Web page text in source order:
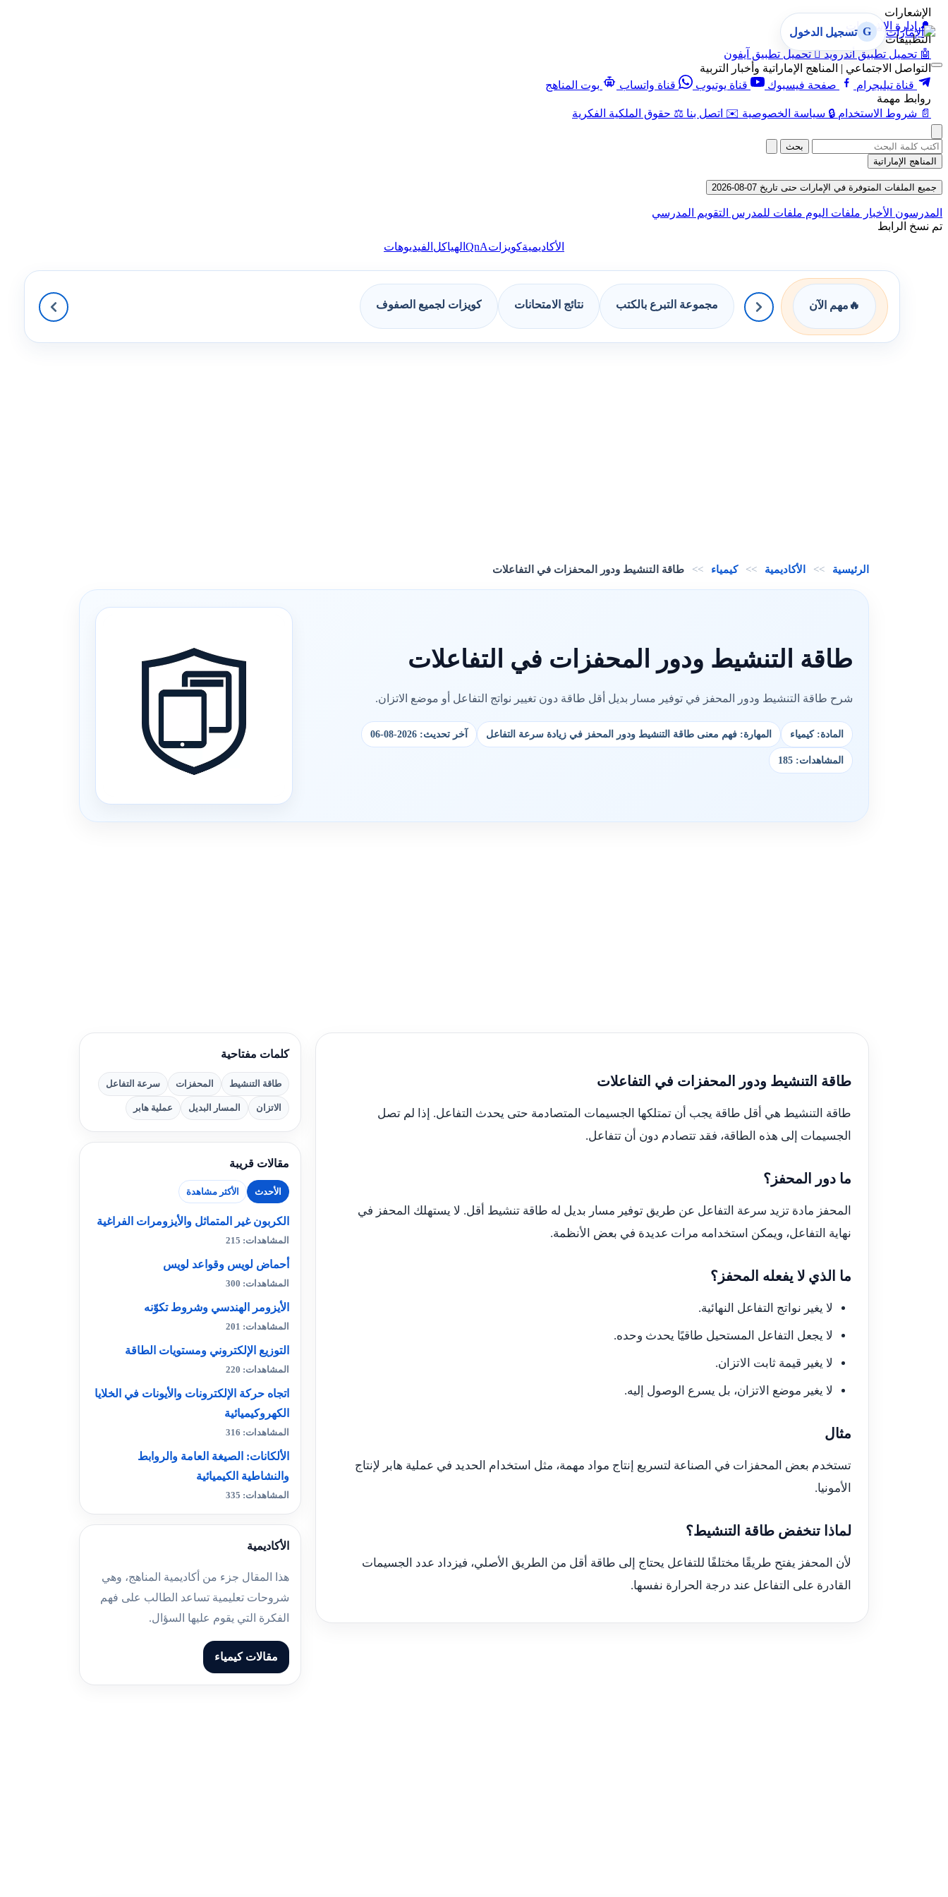
الإشعارات
🔔 إدارة الإشعارات
التطبيقات
🤖 تحميل تطبيق أندرويد  تحميل تطبيق آيفون
التواصل الاجتماعي | المناهج الإماراتية وأخبار التربية
قناة تيليجرام
صفحة فيسبوك قناة يوتيوب قناة واتساب
بوت المناهج
روابط مهمة
📄 شروط الاستخدام 🔒 سياسة الخصوصية ✉️ اتصل بنا ⚖️ حقوق الملكية الفكرية
G تسجيل الدخول
بحث
المناهج الإماراتية
جميع الملفات المتوفرة في الإمارات حتى تاريخ 07-08-2026
المدرسون الأخبار ملفات اليوم ملفات للمدرس التقويم المدرسي
تم نسخ الرابط
الأكاديميةكويزاتQnA الهياكل الفيديوهات
🔥 مهم الآن مجموعة التبرع بالكتب نتائج الامتحانات كويزات لجميع الصفوف
الرئيسية >> الأكاديمية >> كيمياء >> طاقة التنشيط ودور المحفزات في التفاعلات
طاقة التنشيط ودور المحفزات في التفاعلات
شرح طاقة التنشيط ودور المحفز في توفير مسار بديل أقل طاقة دون تغيير نواتج التفاعل أو موضع الاتزان.
المادة: كيمياء المهارة: فهم معنى طاقة التنشيط ودور المحفز في زيادة سرعة التفاعل آخر تحديث: 2026-08-06
المشاهدات: 185
طاقة التنشيط ودور المحفزات في التفاعلات
طاقة التنشيط هي أقل طاقة يجب أن تمتلكها الجسيمات المتصادمة حتى يحدث التفاعل. إذا لم تصل
الجسيمات إلى هذه الطاقة، فقد تتصادم دون أن تتفاعل.
ما دور المحفز؟
المحفز مادة تزيد سرعة التفاعل عن طريق توفير مسار بديل له طاقة تنشيط أقل. لا يستهلك المحفز في
نهاية التفاعل، ويمكن استخدامه مرات عديدة في بعض الأنظمة.
ما الذي لا يفعله المحفز؟
لا يغير نواتج التفاعل النهائية.
لا يجعل التفاعل المستحيل طاقيًا يحدث وحده.
لا يغير قيمة ثابت الاتزان.
لا يغير موضع الاتزان، بل يسرع الوصول إليه.
مثال
تستخدم بعض المحفزات في الصناعة لتسريع إنتاج مواد مهمة، مثل استخدام الحديد في عملية هابر لإنتاج
الأمونيا.
لماذا تنخفض طاقة التنشيط؟
لأن المحفز يفتح طريقًا مختلفًا للتفاعل يحتاج إلى طاقة أقل من الطريق الأصلي، فيزداد عدد الجسيمات
القادرة على التفاعل عند درجة الحرارة نفسها.
كلمات مفتاحية
طاقة التنشيط المحفزات سرعة التفاعل
الاتزان المسار البديل عملية هابر
مقالات قريبة
الأحدث الأكثر مشاهدة
الكربون غير المتماثل والأيزومرات الفراغية
المشاهدات: 215
أحماض لويس وقواعد لويس
المشاهدات: 300
الأيزومر الهندسي وشروط تكوّنه
المشاهدات: 201
التوزيع الإلكتروني ومستويات الطاقة
المشاهدات: 220
اتجاه حركة الإلكترونات والأيونات في الخلايا
الكهروكيميائية
المشاهدات: 316
الألكانات: الصيغة العامة والروابط
والنشاطية الكيميائية
المشاهدات: 335
الأكاديمية
هذا المقال جزء من أكاديمية المناهج، وهي
شروحات تعليمية تساعد الطالب على فهم
الفكرة التي يقوم عليها السؤال.
مقالات كيمياء